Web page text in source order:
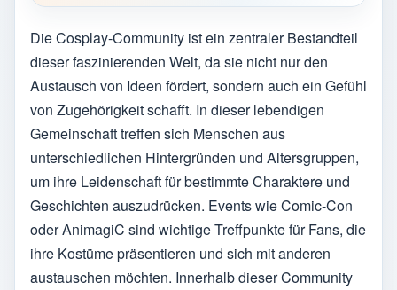
Die Cosplay-Community ist ein zentraler Bestandteil
dieser faszinierenden Welt, da sie nicht nur den
Austausch von Ideen fördert, sondern auch ein Gefühl
von Zugehörigkeit schafft. In dieser lebendigen
Gemeinschaft treffen sich Menschen aus
unterschiedlichen Hintergründen und Altersgruppen,
um ihre Leidenschaft für bestimmte Charaktere und
Geschichten auszudrücken. Events wie Comic-Con
oder AnimagiC sind wichtige Treffpunkte für Fans, die
ihre Kostüme präsentieren und sich mit anderen
austauschen möchten. Innerhalb dieser Community